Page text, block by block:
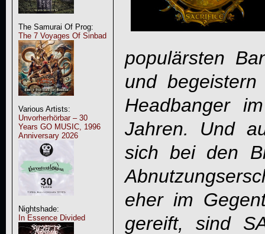
The Samurai Of Prog:
The 7 Voyages Of Sinbad
Various Artists:
Unvorherhörbar – 30
Years GO MUSIC, 1996
Anniversary 2026
Nightshade:
In Essence Divided
populärsten
und
Headbanger
Jahren. Und
sich bei den
eher im
gereift, sind